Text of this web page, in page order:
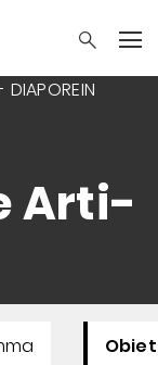
Arti-